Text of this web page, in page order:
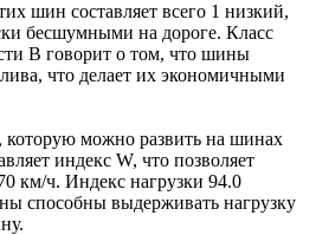
шин составляет всего 1 низкий,
бесшумными на дороге. Класс
B говорит о том, что шины
что делает их экономичными
которую можно развить на шинах
индекс W, что позволяет
км/ч. Индекс нагрузки 94.0
способны выдерживать нагрузку